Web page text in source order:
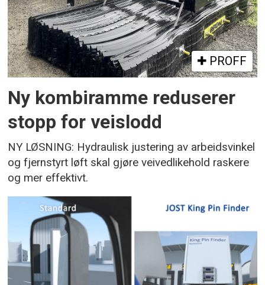
PROFF
Ny kombiramme reduserer
stopp for veislodd
NY LØSNING: Hydraulisk justering av arbeidsvinkel
og fjernstyrt løft skal gjøre veivedlikehold raskere
og mer effektivt.